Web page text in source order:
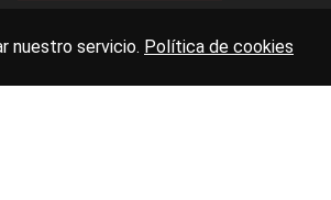
nuestro servicio. Política de cookies